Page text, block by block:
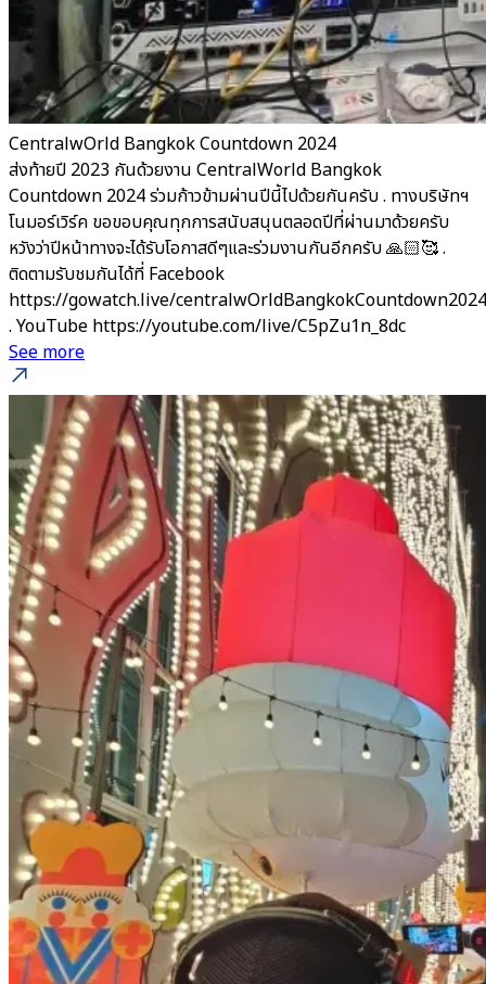
CentralwOrld Bangkok Countdown 2024
ส่งท้ายปี 2023 กันด้วยงาน CentralWorld Bangkok
Countdown 2024 ร่วมก้าวข้ามผ่านปีนี้ไปด้วยกันครับ . ทางบริษัทฯ
โนมอร์เวิร์ค ขอขอบคุณทุกการสนับสนุนตลอดปีที่ผ่านมาด้วยครับ
หวังว่าปีหน้าทางจะได้รับโอกาสดีๆและร่วมงานกันอีกครับ 🙏🏻🥰 .
ติดตามรับชมกันได้ที่ Facebook
https://gowatch.live/centralwOrldBangkokCountdown2024
. YouTube https://youtube.com/live/C5pZu1n_8dc
See more